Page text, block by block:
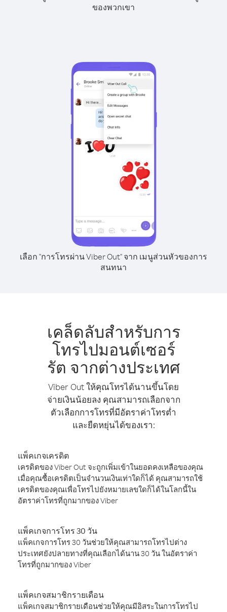
ของพวกเขา
เลือก "การโทรผ่าน Viber Out" จาก เมนูส่วนหัวของการ
สนทนา
เคล็ดลับสำหรับการ
โทรไปมอนต์เซอร์
รัต จากต่างประเทศ
Viber Out ให้คุณโทรได้นานขึ้นโดย
จ่ายเงินน้อยลง คุณสามารถเลือกจาก
ตัวเลือกการโทรที่มีอัตราค่าโทรต่ำ
และยืดหยุ่นได้ของเรา:
แพ็คเกจเครดิต
เครดิตของ Viber Out จะถูกเพิ่มเข้าในยอดคงเหลือของคุณ
เมื่อคุณซื้อเครดิตเป็นจำนวนเงินเท่าใดก็ได้ คุณสามารถใช้
เครดิตของคุณเพื่อโทรไปยังหมายเลขใดก็ได้ในโลกนี้ใน
อัตราค่าโทรที่ถูกมากของ Viber
แพ็คเกจการโทร 30 วัน
แพ็คเกจการโทร 30 วันช่วยให้คุณสามารถโทรไปต่าง
ประเทศยังปลายทางที่คุณเลือกได้นาน 30 วัน ในอัตราค่า
โทรที่ถูกมากของ Viber
แพ็คเกจสมาชิกรายเดือน
แพ็คเกจสมาชิกรายเดือนช่วยให้คุณมีอิสระในการโทรไป